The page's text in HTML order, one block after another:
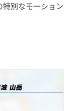
特別なモーション